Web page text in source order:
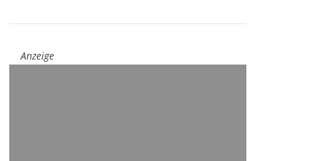
Anzeige